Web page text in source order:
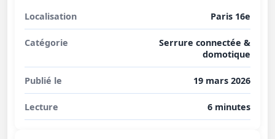
Localisation Paris 16e
Catégorie
Serrure connectée &
domotique
Publié le 19 mars 2026
Lecture 6 minutes